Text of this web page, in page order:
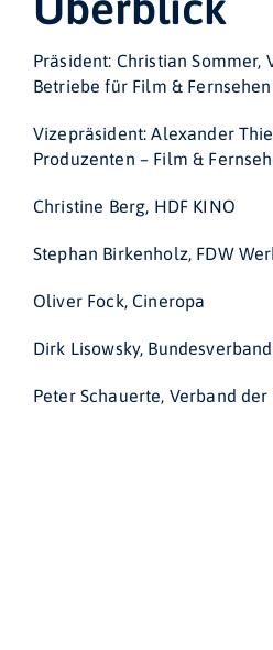
Präsident: Christian Sommer,
Betriebe für Film & Fernsehen
Vizepräsident: Alexander
Produzenten – Film &
Christine Berg, HDF KINO
Stephan Birkenholz, FDW
Oliver Fock, Cineropa
Dirk Lisowsky,
Peter Schauerte, Verband